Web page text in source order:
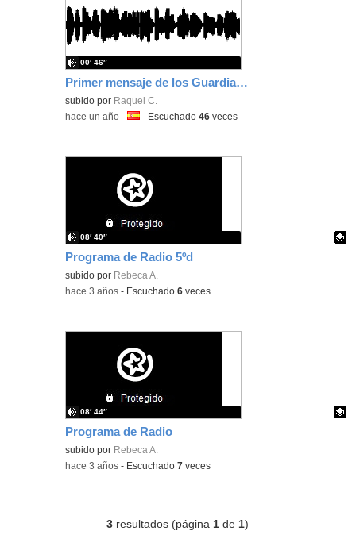
Primer mensaje de los Guardianes del Silencio
subido por Raquel C.
00′ 46″
-hace un año -Idioma:
- Escuchado46 veces
Programa de Radio 5ºd
Contenido educativo.
subido por Rebeca A.
08′ 40″
-hace 3 años - Escuchado6 veces
Programa de Radio
Contenido educativo.
subido por Rebeca A.
08′ 44″
-hace 3 años - Escuchado7 veces
3 resultados (página 1 de 1)